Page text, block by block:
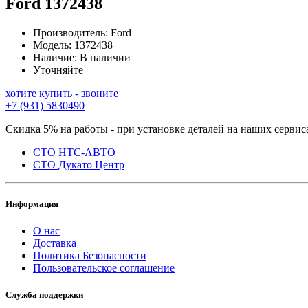
Производитель: Ford
Модель: 1372438
Наличие: В наличии
Уточняйте
хотите купить - звоните
+7 (931) 5830490
Скидка 5% на работы - при установке деталей на наших
СТО НТС-АВТО
СТО Дукато Центр
Информация
О нас
Доставка
Политика Безопасности
Пользовательское соглашение
Служба поддержки